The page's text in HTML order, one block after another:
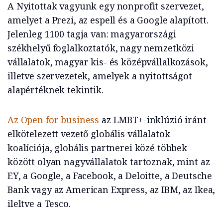
A Nyitottak vagyunk egy nonprofit szervezet,
amelyet a Prezi, az espell és a Google alapított.
Jelenleg 1100 tagja van: magyarországi
székhelyű foglalkoztatók, nagy nemzetközi
vállalatok, magyar kis- és középvállalkozások,
illetve szervezetek, amelyek a nyitottságot
alapértéknek tekintik.
Az Open for business az LMBT+-inklúzió iránt
elkötelezett vezető globális vállalatok
koalíciója, globális partnerei közé többek
között olyan nagyvállalatok tartoznak, mint az
EY, a Google, a Facebook, a Deloitte, a Deutsche
Bank vagy az American Express, az IBM, az Ikea,
ileltve a Tesco.